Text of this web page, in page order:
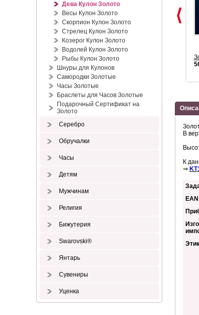
Дева Кулон Золото
Весы Кулон Золото
Скорпион Кулон Золото
Стрелец Кулон Золото
Козерог Кулон Золото
Водолей Кулон Золото
Рыбы Кулон Золото
Шнуры для Кулонов
Самородки Золотые
Часы Золотые
Браслеты для Часов Золотые
Подарочный Сертификат на
Золото
Серебро
Обручалки
Часы
Детям
Мужчинам
Религия
Бижутерия
Swarovski®
Янтарь
Сувениры
Уценка
Дева Знак Зодиака Золото
В
К
⇒